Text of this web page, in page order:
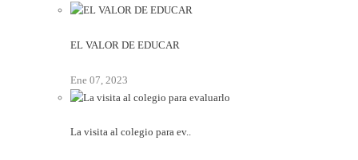
EL VALOR DE EDUCAR
Ene 07, 2023
La visita al colegio para ev..